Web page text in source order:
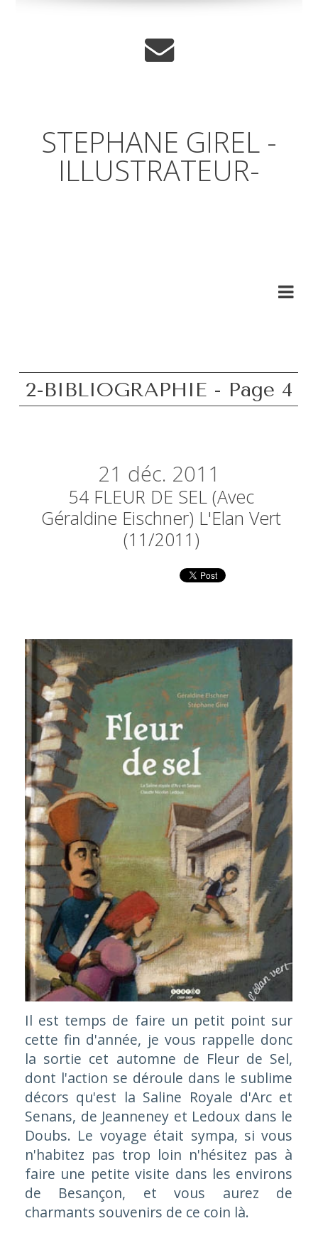
STEPHANE GIREL -
ILLUSTRATEUR-
2-BIBLIOGRAPHIE - Page 4
21 déc. 2011
54 FLEUR DE SEL (avec
Géraldine Eischner) L'Elan Vert
(11/2011)
Il est temps de faire un petit point sur
cette fin d'année, je vous rappelle donc
la sortie cet automne de Fleur de Sel,
dont l'action se déroule dans le sublime
décors qu'est la Saline Royale d'Arc et
Senans, de Jeanneney et Ledoux dans le
Doubs. Le voyage était sympa, si vous
n'habitez pas trop loin n'hésitez pas à
faire une petite visite dans les environs
de Besançon, et vous aurez de
charmants souvenirs de ce coin là.